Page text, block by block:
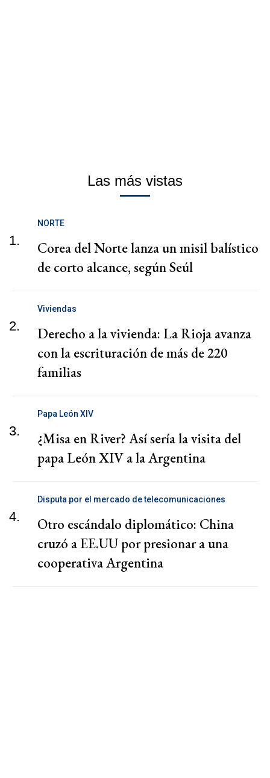
Las más vistas
1.
NORTE
Corea del Norte lanza un misil balístico
de corto alcance, según Seúl
2.
Viviendas
Derecho a la vivienda: La Rioja avanza
con la escrituración de más de 220
familias
3.
Papa León XIV
¿Misa en River? Así sería la visita del
papa León XIV a la Argentina
4.
Disputa por el mercado de telecomunicaciones
Otro escándalo diplomático: China
cruzó a EE.UU por presionar a una
cooperativa Argentina